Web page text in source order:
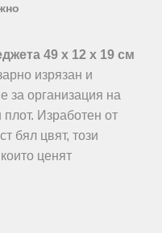
49 х 12 х 19 см
изрязан и
за организация на
Изработен от
бял цвят, този
ценят